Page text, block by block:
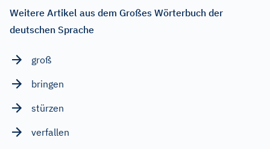
Weitere Artikel aus dem Großes Wörterbuch der
deutschen Sprache
groß
bringen
stürzen
verfallen